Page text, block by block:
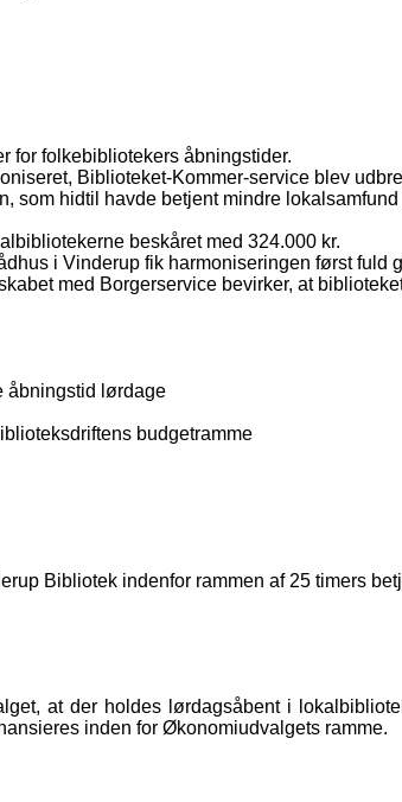
for folkebibliotekers åbningstider.
Biblioteket-Kommer-service blev
hidtil havde betjent mindre
beskåret med 324.000 kr.
i Vinderup fik harmoniseringen først
med Borgerservice bevirker, at
åbningstid lørdage
budgetramme
Bibliotek indenfor rammen af 25 timers
at der holdes lørdagsåbent i
inden for Økonomiudvalgets ramme.